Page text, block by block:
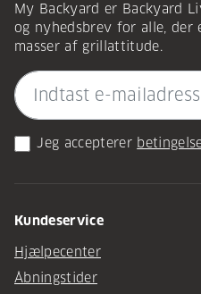
My Backyard er Backyard
og nyhedsbrev for alle, der
masser af grillattitude.
Jeg accepterer
Kundeservice
Hjælpecenter
Åbningstider